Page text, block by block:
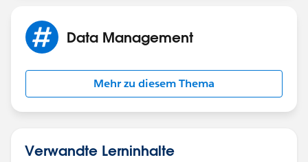
Data Management
Mehr zu diesem Thema
Verwandte Lerninhalte